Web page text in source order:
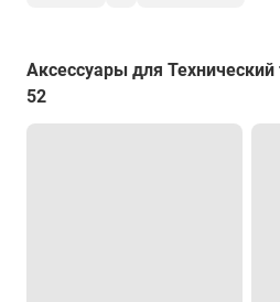
Компенсатор
тип
Аксессуары для Технический
52